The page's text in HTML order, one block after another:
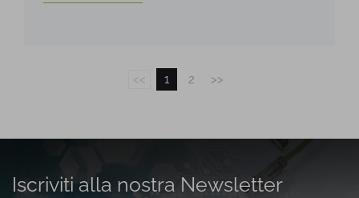
<< 1 2 >>
Iscriviti alla nostra Newsletter